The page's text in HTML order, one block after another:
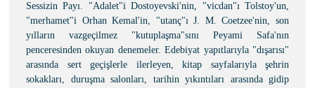
Sessizin Payı. "Adalet"i Dostoyevski'nin, "vicdan"ı Tolstoy'un,
"merhamet"i Orhan Kemal'in, "utanç"ı J. M. Coetzee'nin, son
yılların vazgeçilmez "kutuplaşma"sını Peyami Safa'nın
penceresinden okuyan denemeler. Edebiyat yapıtlarıyla "dışarısı"
arasında sert geçişlerle ilerleyen, kitap sayfalarıyla şehrin
sokakları, duruşma salonları, tarihin yıkıntıları arasında gidip